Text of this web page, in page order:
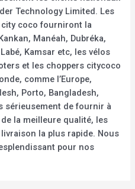
Technology Limited. Les
coco fourniront la
Manéah, Dubréka,
Kamsar etc, les vélos
et les choppers citycoco
comme l’Europe,
Porto, Bangladesh,
sérieusement de fournir à
la meilleure qualité, les
la plus rapide. Nous
pour nos